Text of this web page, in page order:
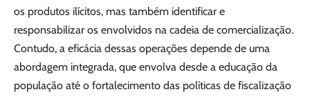
os produtos ilícitos, mas também identificar e
responsabilizar os envolvidos na cadeia de comercialização.
Contudo, a eficácia dessas operações depende de uma
abordagem integrada, que envolva desde a educação da
população até o fortalecimento das políticas de fiscalização